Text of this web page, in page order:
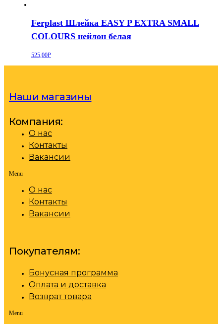
Ferplast Шлейка EASY P EXTRA SMALL
COLOURS нейлон белая
525,00Р
Наши магазины
Компания:
О нас
Контакты
Вакансии
Menu
О нас
Контакты
Вакансии
Покупателям:
Бонусная программа
Оплата и доставка
Возврат товара
Menu